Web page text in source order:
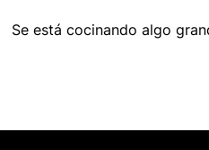
Se está cocinando algo